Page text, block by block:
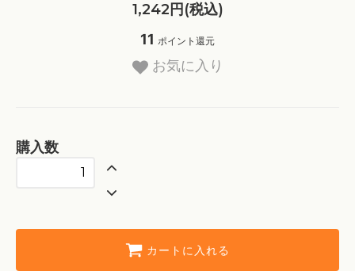
1,242円(税込)
11 ポイント還元
お気に入り
購入数
カートに入れる